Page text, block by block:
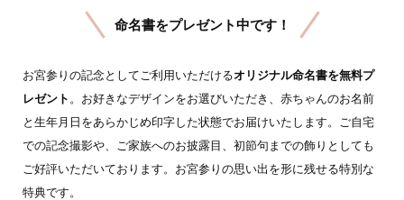
命名書をプレゼント中です！
お宮参りの記念としてご利用いただけるオリジナル命名書を無料プ
レゼント 。お好きなデザインをお選びいただき、赤ちゃんのお名前
と生年月日をあらかじめ印字した状態でお届けいたします。ご自宅
での記念撮影や、ご家族へのお披露目、初節句までの飾りとしても
ご好評いただいております。お宮参りの思い出を形に残せる特別な
特典です。